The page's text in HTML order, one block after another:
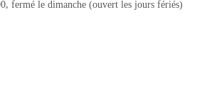
fermé le dimanche (ouvert les jours fériés)